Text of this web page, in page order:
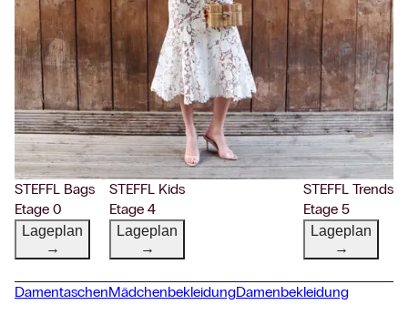
STEFFL Bags
Etage 0
Lageplan
→
STEFFL Kids
Etage 4
Lageplan
→
STEFFL Trends
Etage 5
Lageplan
→
DamentaschenMädchenbekleidungDamenbekleidung